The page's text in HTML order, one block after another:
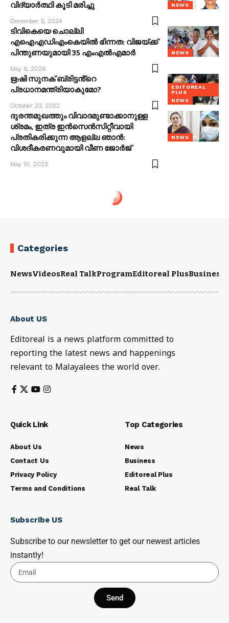
NEWS
വിദ്യാർത്ഥി കൂടി മരിച്ചു
December 5, 2024
NEWS
ടിവികെയെ ചൊല്ലി
എഐഎഡിഎംകെയിൽ ഭിന്നത: വിജയ്ക്ക്
പിന്തുണയുമായി 35 എംഎൽഎമാർ
May 6, 2026
EDITOREAL
PLUS
NEWS
ഋഷി സുനക് ബ്രിട്ടൻ്റെ
പ്രധാനമന്ത്രിയാകുമോ?
October 23, 2022
NEWS
ദുരന്തമുഖത്തും വിവാദമുണ്ടാക്കാനുള്ള
ശ്രമം, ഇത്ര ഇന്‍സെന്‍സിറ്റീവായി
പ്രതികരിക്കുന്ന ആളല്ല ഞാന്‍:
വിശദീകരണവുമായി വീണ ജോര്‍ജ്
May 10, 2023
Categories
NewsVideosReal TalkProgramEditoreal PlusBusiness
About US
Editoreal is a news platform committed to
reporting the latest news and happenings
relevant to Malayalees the world over.
Quick Link
About Us
Contact Us
Privacy Policy
Terms and Conditions
Top Categories
News
Business
Editoreal Plus
Real Talk
Subscribe US
Subscribe to our newsletter to get our newest articles
instantly!
Send